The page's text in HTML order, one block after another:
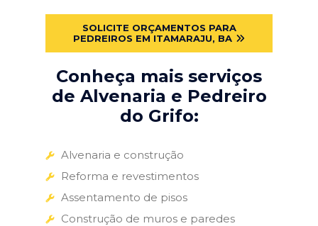
SOLICITE ORÇAMENTOS PARA
PEDREIROS EM ITAMARAJU, BA
Conheça mais serviços
de Alvenaria e Pedreiro
do Grifo:
Alvenaria e construção
Reforma e revestimentos
Assentamento de pisos
Construção de muros e paredes